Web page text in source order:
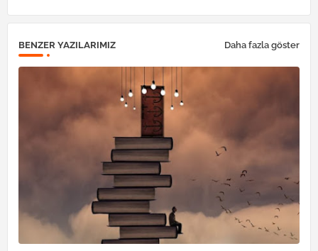
BENZER YAZILARIMIZ Daha fazla göster